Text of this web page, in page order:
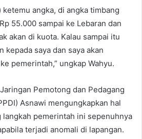
ketemu angka, di angka timbang
55.000 sampai ke Lebaran dan
akan di kuota. Kalau sampai itu
kepada saya dan saya akan
pemerintah,” ungkap Wahyu.
Pemotong dan Pedagang
Asnawi mengungkapkan hal
langkah pemerintah ini sepenuhnya
terjadi anomali di lapangan.